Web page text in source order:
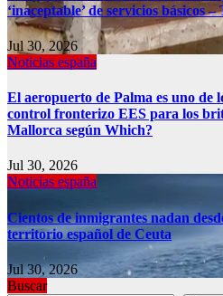
‘inaceptable’ de servicios básicos
Jul 30, 2026
Noticias españa
El aeropuerto de Palma es uno de
control fronterizo EES para los
Mallorca según Which?
Jul 30, 2026
Noticias españa
Cientos de inmigrantes nadan
territorio español de Ceuta
Jul 30, 2026
Buscar